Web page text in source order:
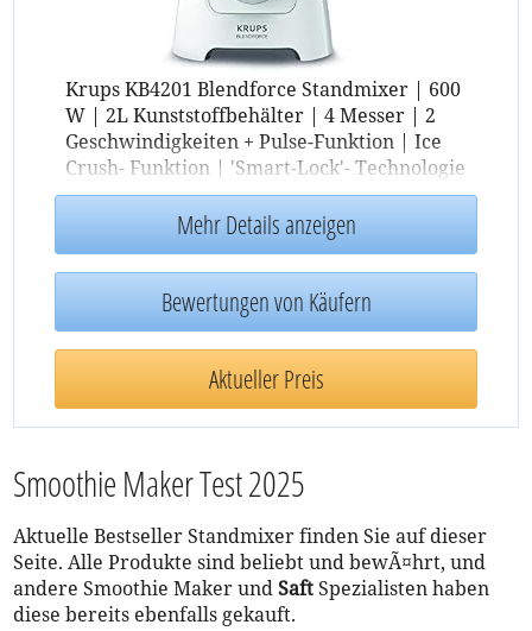
Krups KB4201 Blendforce Standmixer | 600
W | 2L Kunststoffbehälter | 4 Messer | 2
Geschwindigkeiten + Pulse-Funktion | Ice
Crush- Funktion | 'Smart-Lock'- Technologie
| Farbe weiß
Mehr Details anzeigen
Bewertungen von Käufern
Aktueller Preis
Smoothie Maker Test 2025
Aktuelle Bestseller Standmixer finden Sie auf dieser
Seite. Alle Produkte sind beliebt und bewÃ¤hrt, und
andere Smoothie Maker undSaft Spezialisten haben
diese bereits ebenfalls gekauft.